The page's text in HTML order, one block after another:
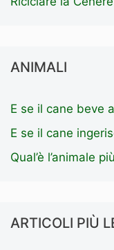
ANIMALI
E se il cane beve
E se il cane
Qual’è l’animale
ARTICOLI PIÙ